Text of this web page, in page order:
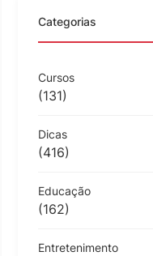
Categorias
Cursos
(131)
Dicas
(416)
Educação
(162)
Entretenimento